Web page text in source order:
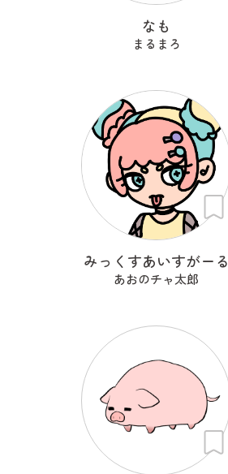
なも
まるまろ
みっくすあいすがーる
あおのチャ太郎